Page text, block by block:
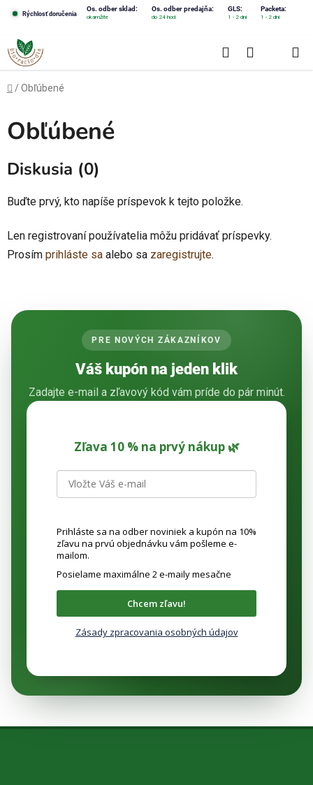
obsah
Rýchlosť doručenia
Os. odber sklad: Os. odber predajňa: GLS: Packeta:
okamžite do 24 hod. 1 - 2 dni 1 - 2 dni
Hľadať
KOŠÍK
Domov
/Obľúbené
Obľúbené
Diskusia (0)
Buďte prvý, kto napíše príspevok k tejto položke.
Len registrovaní používatelia môžu pridávať príspevky.
Prosím prihláste sa alebo sa zaregistrujte.
PRE NOVÝCH ZÁKAZNÍKOV
Váš kupón na jeden klik
Zadajte e-mail a zľavový kód vám príde do pár minút.
Zľava 10 % na prvý nákup 🌿
Prihláste sa na odber noviniek a kupón na 10%
zľavu na prvú objednávku vám pošleme e-
mailom.
Posielame maximálne 2 e-maily mesačne
Chcem zľavu!
Zásady zpracovania osobných údajov